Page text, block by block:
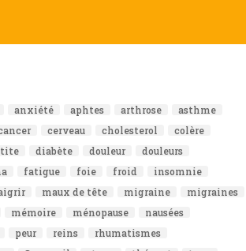
anxiété aphtes arthrose
asthme
cerveau cholesterol
colère
diabète douleur
douleurs
fatigue foie froid
insomnie
maux de tête migraine
migraines
mémoire ménopause
nausées
peur reins
rhumatismes